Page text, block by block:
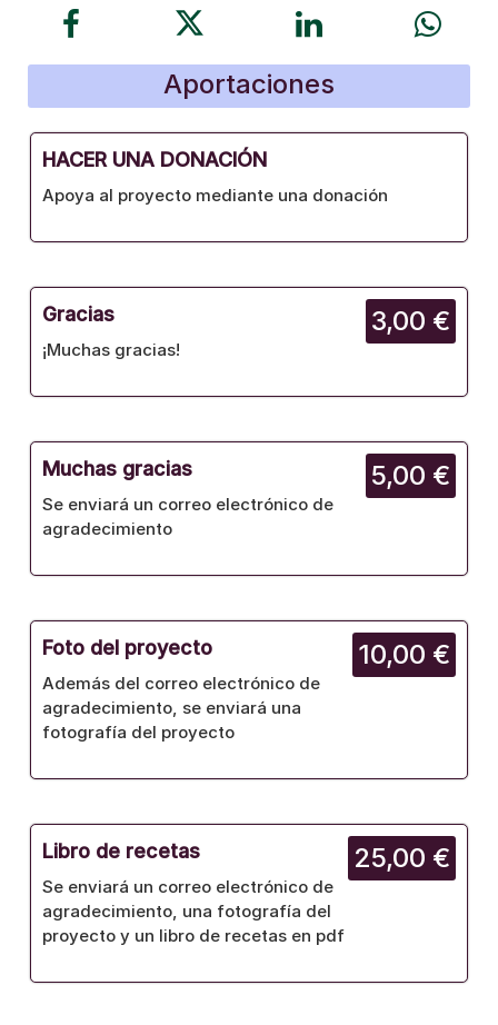
Aportaciones
HACER UNA DONACIÓN
Apoya al proyecto mediante una donación
3,00 €
Gracias
¡Muchas gracias!
5,00 €
Muchas gracias
Se enviará un correo electrónico de
agradecimiento
10,00 €
Foto del proyecto
Además del correo electrónico de
agradecimiento, se enviará una
fotografía del proyecto
25,00 €
Libro de recetas
Se enviará un correo electrónico de
agradecimiento, una fotografía del
proyecto y un libro de recetas en pdf